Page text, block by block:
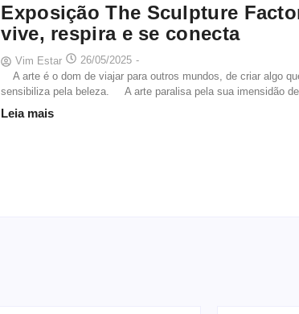
Exposição The Sculpture
vive, respira e se conecta
Vim Estar 26/05/2025 -
A arte é o dom de viajar para outros mundos, de criar algo
sensibiliza pela beleza. A arte paralisa pela sua imensidão de
Leia mais